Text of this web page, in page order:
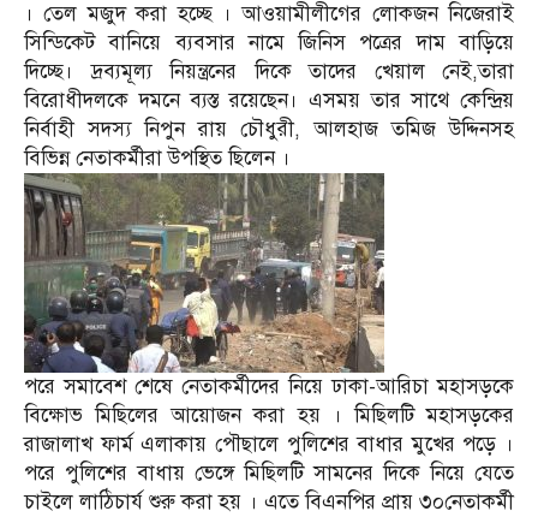
। তেল মজুদ করা হচ্ছে । আওয়ামীলীগের লোকজন নিজেরাই
সিন্ডিকেট বানিয়ে ব্যবসার নামে জিনিস পত্রের দাম বাড়িয়ে
দিচ্ছে। দ্রব্যমূল্য নিয়ন্ত্রনের দিকে তাদের খেয়াল নেই,তারা
বিরোধীদলকে দমনে ব্যস্ত রয়েছেন। এসময় তার সাথে কেন্দ্রিয়
নির্বাহী সদস্য নিপুন রায় চৌধুরী, আলহাজ তমিজ উদ্দিনসহ
বিভিন্ন নেতাকর্মীরা উপস্থিত ছিলেন ।
পরে সমাবেশ শেষে নেতাকর্মীদের নিয়ে ঢাকা-আরিচা মহাসড়কে
বিক্ষোভ মিছিলের আয়োজন করা হয় । মিছিলটি মহাসড়কের
রাজালাখ ফার্ম এলাকায় পৌছালে পুলিশের বাধার মুখের পড়ে ।
পরে পুলিশের বাধায় ভেঙ্গে মিছিলটি সামনের দিকে নিয়ে যেতে
চাইলে লাঠিচার্য শুরু করা হয় । এতে বিএনপির প্রায় ৩০নেতাকর্মী